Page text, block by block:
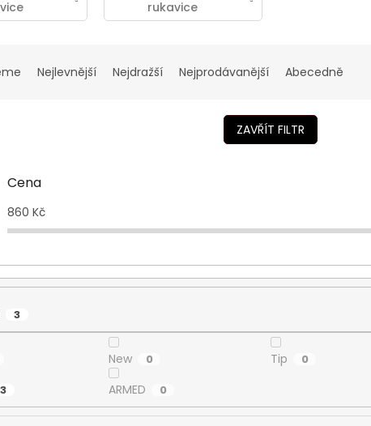
rukavice
Viktos
Nejlevnější Nejdražší Nejprodávanější Abecedně
ZAVŘÍT FILTR
Cena
860 Kč
3
New 0 Tip 0
3 ARMED 0